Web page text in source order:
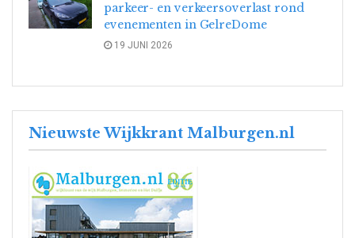
parkeer- en verkeersoverlast rond
evenementen in GelreDome
19 JUNI 2026
Nieuwste Wijkkrant Malburgen.nl